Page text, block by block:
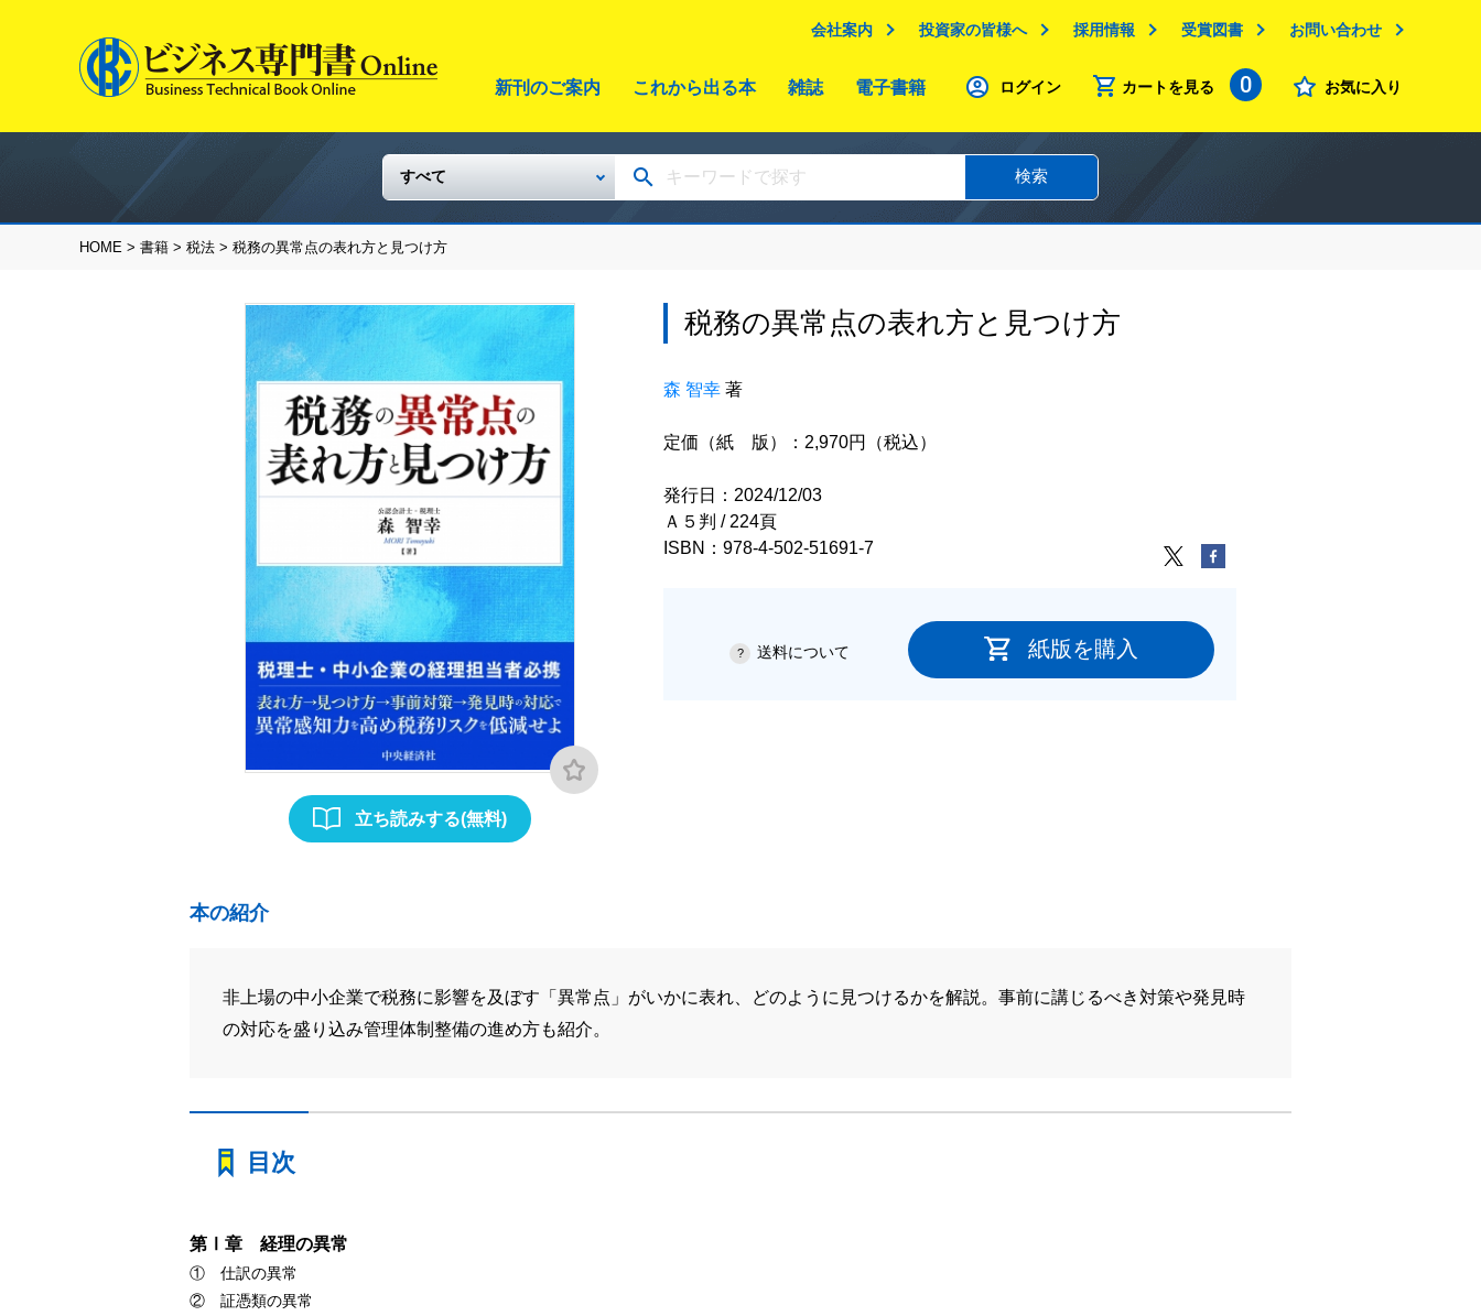
会社案内 投資家の皆様へ 採用情報 受賞図書 お問い合わせ
新刊のご案内 これから出る本 雑誌 電子書籍 ログイン カートを見る 0 お気に入り
検索
HOME > 書籍 > 税法 > 税務の異常点の表れ方と見つけ方
立ち読みする(無料)
税務の異常点の表れ方と見つけ方
森 智幸 著
定価（紙 版）：2,970円（税込）
発行日：2024/12/03
Ａ５判 / 224頁
ISBN：978-4-502-51691-7
紙版を購入
送料について
本の紹介
非上場の中小企業で税務に影響を及ぼす「異常点」がいかに表れ、どのように見つけるかを解説。事前に講じるべき対策や発見時
の対応を盛り込み管理体制整備の進め方も紹介。
目次
第Ⅰ章 経理の異常
① 仕訳の異常
② 証憑類の異常